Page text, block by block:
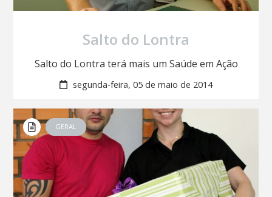
Salto do Lontra
Salto do Lontra terá mais um Saúde em Ação
segunda-feira, 05 de maio de 2014
GERAL